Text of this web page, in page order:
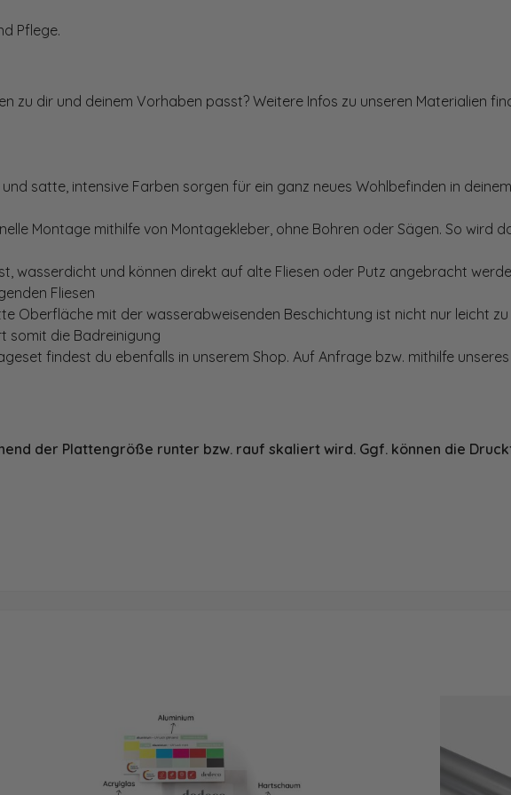
Pflege.
zu dir und deinem Vorhaben passt? Weitere Infos zu unseren Materialien
satte, intensive Farben sorgen für ein ganz neues Wohlbefinden in
Montage mithilfe von Montagekleber, ohne Bohren oder Sägen. So wird
wasserdicht und können direkt auf alte Fliesen oder Putz angebracht
Fliesen
Oberfläche mit der wasserabweisenden Beschichtung ist nicht nur leicht
somit die Badreinigung
findest du ebenfalls in unserem Shop. Auf Anfrage bzw. mithilfe
der Plattengröße runter bzw. rauf skaliert wird. Ggf. können die